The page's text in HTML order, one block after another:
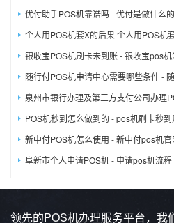
优付助手POS机靠谱吗 - 优付是做什么的
个人用POS机套X的后果 个人用POS机
银收宝POS机刷卡未到账 - 银收宝pos
随行付POS机申请中心需要哪些条件 -
泉州市银行办理及第三方支付公司办理
POS机秒到怎么做到的 - pos机刷卡秒到
新中付POS机怎么使用 - 新中付pos机官
阜新市个人申请POS机 - 申请pos机流程
领先的POS机办理服务平台，我